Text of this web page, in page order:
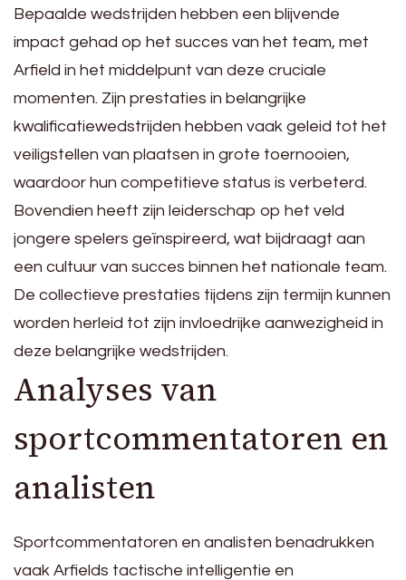
Bepaalde wedstrijden hebben een blijvende
impact gehad op het succes van het team, met
Arfield in het middelpunt van deze cruciale
momenten. Zijn prestaties in belangrijke
kwalificatiewedstrijden hebben vaak geleid tot het
veiligstellen van plaatsen in grote toernooien,
waardoor hun competitieve status is verbeterd.
Bovendien heeft zijn leiderschap op het veld
jongere spelers geïnspireerd, wat bijdraagt aan
een cultuur van succes binnen het nationale team.
De collectieve prestaties tijdens zijn termijn kunnen
worden herleid tot zijn invloedrijke aanwezigheid in
deze belangrijke wedstrijden.
Analyses van
sportcommentatoren en
analisten
Sportcommentatoren en analisten benadrukken
vaak Arfields tactische intelligentie en